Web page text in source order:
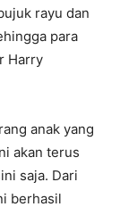
rayu dan
para
Harry
anak yang
akan terus
saja. Dari
berhasil